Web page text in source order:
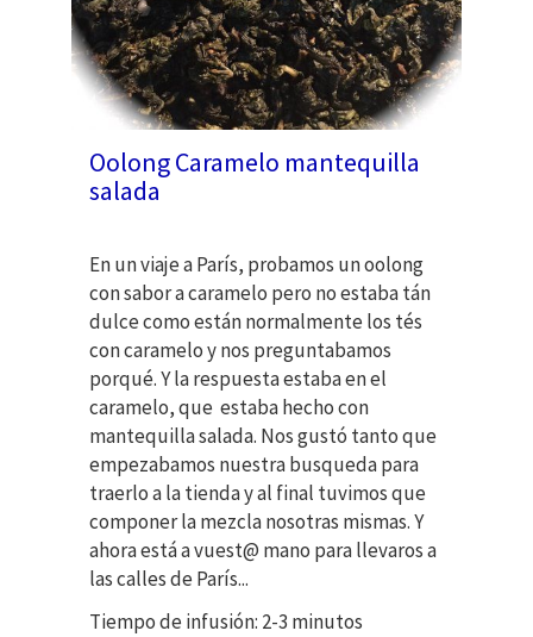
Oolong Caramelo mantequilla
salada
En un viaje a París, probamos un oolong
con sabor a caramelo pero no estaba tán
dulce como están normalmente los tés
con caramelo y nos preguntabamos
porqué. Y la respuesta estaba en el
caramelo, que estaba hecho con
mantequilla salada. Nos gustó tanto que
empezabamos nuestra busqueda para
traerlo a la tienda y al final tuvimos que
componer la mezcla nosotras mismas. Y
ahora está a vuest@ mano para llevaros a
las calles de París...
Tiempo de infusión: 2-3 minutos